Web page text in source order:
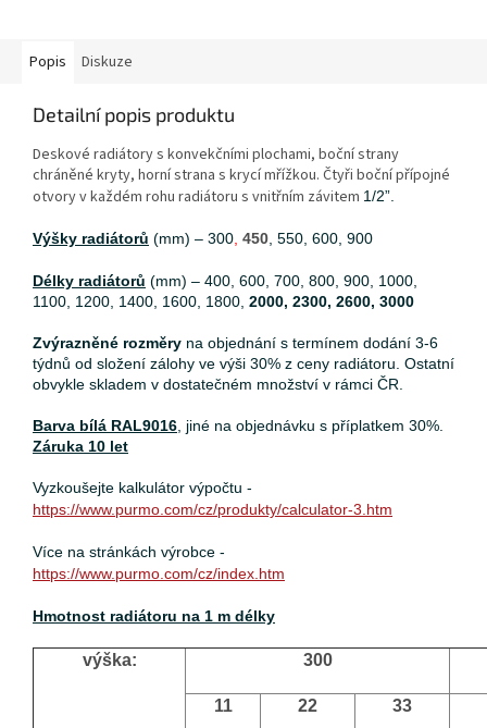
Popis Diskuze
Detailní popis produktu
Deskové radiátory s konvekčními plochami, boční strany
chráněné kryty, horní strana s krycí mřížkou. Čtyři boční přípojné
otvory v každém rohu radiátoru s vnitřním závitem 1/2”.
Výšky radiátorů (mm) – 300 450 , 550, 600, 900
Délky radiátorů (mm) – 400, 600, 700, 800, 900, 1000,
1100, 1200, 1400, 1600, 1800, 2000, 2300, 2600, 3000
Zvýrazněné rozměry na objednání s termínem dodání 3-6
týdnů od složení zálohy ve výši 30% z ceny radiátoru. Ostatní
obvykle skladem v dostatečném množství v rámci ČR.
Barva bílá RAL9016 , jiné na objednávku s příplatkem 30%.
Záruka 10 let
Vyzkoušejte kalkulátor výpočtu -
https://www.purmo.com/cz/produkty/calculator-3.htm
Více na stránkách výrobce -
https://www.purmo.com/cz/index.htm
Hmotnost radiátoru na 1 m délky
výška: 300
11 22 33